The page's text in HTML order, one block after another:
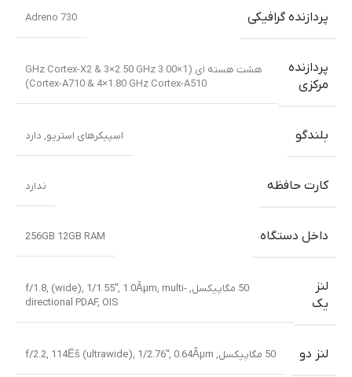
پردازنده گرافیکی Adreno 730
پردازنده
مرکزی
هشت هسته ای (1×3.00 GHz Cortex-X2 & 3×2.50 GHz
Cortex-A710 & 4×1.80 GHz Cortex-A510)
بلندگو اسپیکرهای استریو, دارد
کارت حافظه ندارد
داخل دستگاه 256GB 12GB RAM
لنز
یک
50 مگاپیکسل, f/1.8, (wide), 1/1.55″, 1.0Âµm, multi-
directional PDAF, OIS
لنز دو 50 مگاپیکسل, f/2.2, 114Ëš (ultrawide), 1/2.76″, 0.64Âµm